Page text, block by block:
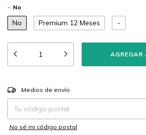
-: No
No Premium 12 Meses -
Entregas para el CP:
Medios de envío
No sé mi código postal